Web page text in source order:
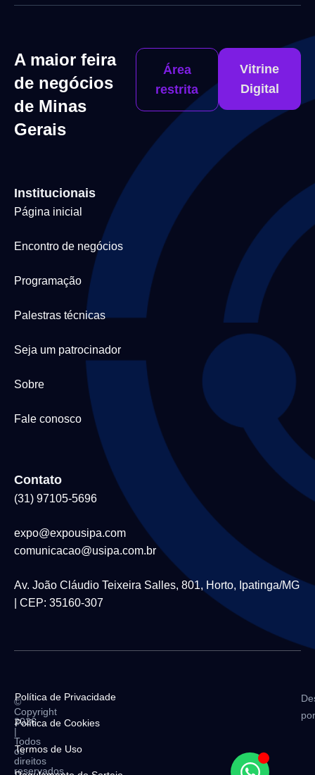
A maior feira
de negócios
de Minas
Gerais
Área
restrita
Vitrine
Digital
Institucionais
Página inicial
Encontro de negócios
Programação
Palestras técnicas
Seja um patrocinador
Sobre
Fale conosco
Contato
(31) 97105-5696
expo@expousipa.com
comunicacao@usipa.com.br
Av. João Cláudio Teixeira Salles, 801, Horto, Ipatinga/MG
| CEP: 35160-307
©
Copyright
2026
|
Todos
os
direitos
reservados
Política de Privacidade
Política de Cookies
Termos de Uso
por